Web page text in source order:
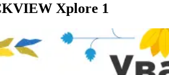
Xplore 1